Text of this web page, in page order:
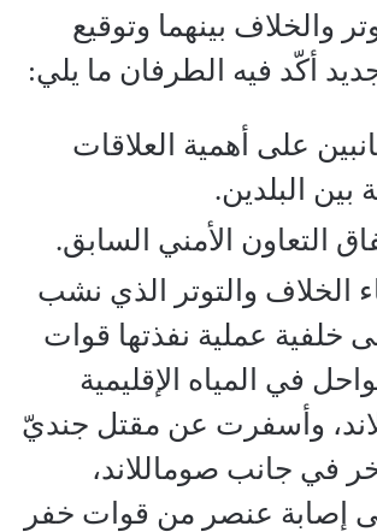
والخلاف بينهما وتوقيع
أكّد فيه الطرفان ما يلي:
على أهمية العلاقات
بين البلدين.
التعاون الأمني السابق.
الخلاف والتوتر الذي نشب
خلفية عملية نفذتها قوات
في المياه الإقليمية
وأسفرت عن مقتل جنديّ
في جانب صوماللاند،
إصابة عنصر من قوات خفر